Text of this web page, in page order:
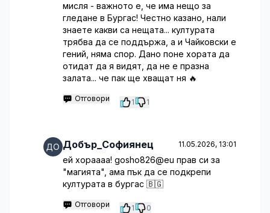
мисля - важното е, че има нещо за
гледане в Бургас! Честно казано, нали
знаете какви са нещата... културата
трябва да се поддържа, а и Чайковски е
гений, няма спор. Дано поне хората да
отидат да я видят, да не е празна
залата... че пак ще хващат ня 🔥
Отговори 1 1
Добър_Софиянец 11.05.2026, 13:01
ей хораааа! gosho826@eu прав си за
"магията", ама пък да се подкрепи
културата в бургас 🇧🇬
Отговори 1 0